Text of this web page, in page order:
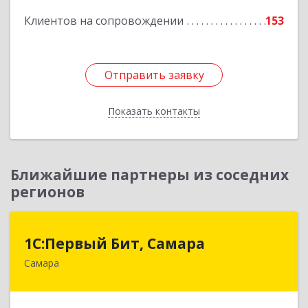
Клиентов на сопровождении 153
Отправить заявку
Показать контакты
Отправить заявку
Назад
Ближайшие партнеры из соседних
регионов
1С:Первый Бит, Самара
Самара
1С:Первый Бит, Самара
443013, Самарская обл, Самара г, Дачная ул,